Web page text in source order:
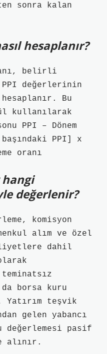
sonra kalan
hesaplanır?
belirli
PPI değerlerinin
Bu
kullanılarak
PPI – Dönem
başındaki PPI] x
oranı
değerlenir?
komisyon
alım ve özel
dahil
borsa kuru
Yatırım teşvik
gelen yabancı
değerlemesi pasif
alınır.